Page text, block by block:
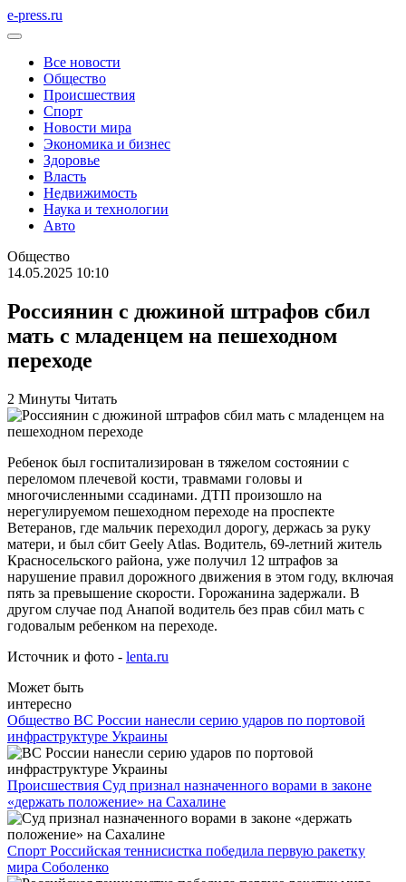
e-press.ru
Все новости
Общество
Происшествия
Спорт
Новости мира
Экономика и бизнес
Здоровье
Власть
Недвижимость
Наука и технологии
Авто
Общество
14.05.2025 10:10
Россиянин с дюжиной штрафов сбил
мать с младенцем на пешеходном
переходе
2 Минуты Читать
Ребенок был госпитализирован в тяжелом состоянии с
переломом плечевой кости, травмами головы и
многочисленными ссадинами. ДТП произошло на
нерегулируемом пешеходном переходе на проспекте
Ветеранов, где мальчик переходил дорогу, держась за руку
матери, и был сбит Geely Atlas. Водитель, 69-летний житель
Красносельского района, уже получил 12 штрафов за
нарушение правил дорожного движения в этом году, включая
пять за превышение скорости. Горожанина задержали. В
другом случае под Анапой водитель без прав сбил мать с
годовалым ребенком на переходе.
Источник и фото - lenta.ru
Может быть
интересно
Общество ВС России нанесли серию ударов по портовой
инфраструктуре Украины
Происшествия Суд признал назначенного ворами в законе
«держать положение» на Сахалине
Спорт Российская теннисистка победила первую ракетку
мира Соболенко